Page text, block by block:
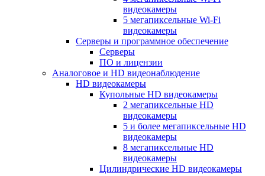
видеокамеры
5 мегапиксельные Wi-Fi
видеокамеры
Серверы и программное обеспечение
Серверы
ПО и лицензии
Аналоговое и HD видеонаблюдение
HD видеокамеры
Купольные HD видеокамеры
2 мегапиксельные HD
видеокамеры
5 и более мегапиксельные HD
видеокамеры
8 мегапиксельные HD
видеокамеры
Цилиндрические HD видеокамеры